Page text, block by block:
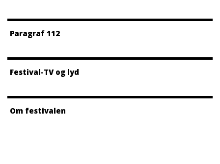
Paragraf 112
Festival-TV og lyd
Om festivalen